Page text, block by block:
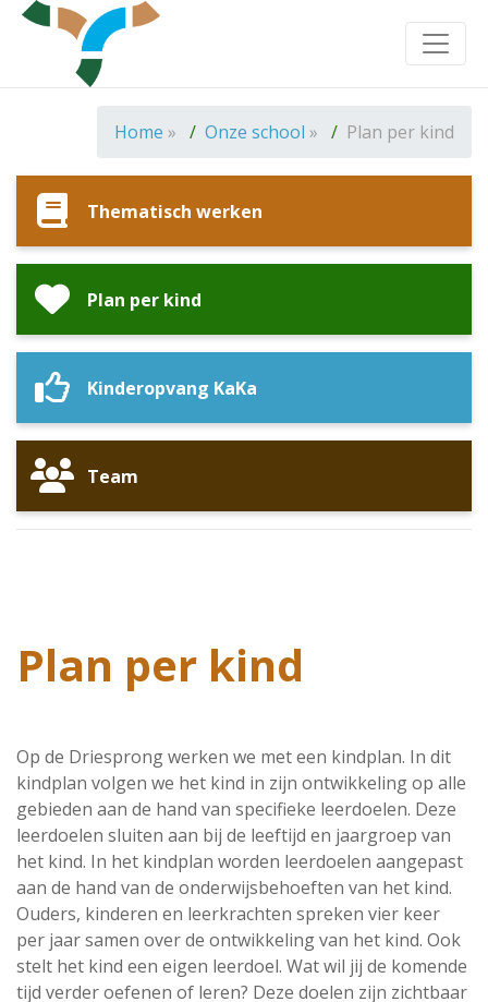
Home » Onze school » Plan per kind
Thematisch werken
Plan per kind
Kinderopvang KaKa
Team
Plan per kind
Op de Driesprong werken we met een kindplan. In dit
kindplan volgen we het kind in zijn ontwikkeling op alle
gebieden aan de hand van specifieke leerdoelen. Deze
leerdoelen sluiten aan bij de leeftijd en jaargroep van
het kind. In het kindplan worden leerdoelen aangepast
aan de hand van de onderwijsbehoeften van het kind.
Ouders, kinderen en leerkrachten spreken vier keer
per jaar samen over de ontwikkeling van het kind. Ook
stelt het kind een eigen leerdoel. Wat wil jij de komende
tijd verder oefenen of leren? Deze doelen zijn zichtbaar